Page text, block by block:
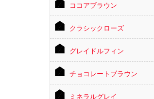
ココアブラウン
クラシックローズ
グレイドルフィン
チョコレートブラウン
ミネラルグレイ